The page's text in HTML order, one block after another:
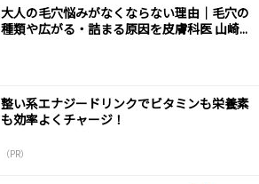
大人の毛穴悩みがなくならない理由｜毛穴の
種類や広がる・詰まる原因を皮膚科医 山崎...
整い系エナジードリンクでビタミンも栄養素
も効率よくチャージ！
（PR）